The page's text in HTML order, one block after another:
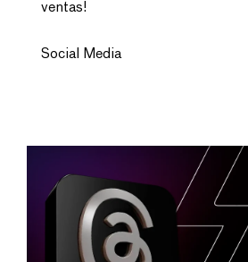
ventas!
Social Media